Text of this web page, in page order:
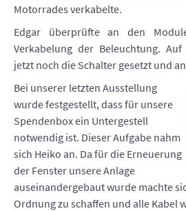
Motorrades verkabelte.
Edgar überprüfte an den
Verkabelung der Beleuchtung.
jetzt noch die Schalter gesetzt und
Bei unserer letzten Ausstellung
wurde festgestellt, dass für unsere
Spendenbox ein Untergestell
notwendig ist. Dieser Aufgabe nahm
sich Heiko an. Da für die Erneuerung
der Fenster unsere Anlage
auseinandergebaut wurde machte
Ordnung zu schaffen und alle Kabel